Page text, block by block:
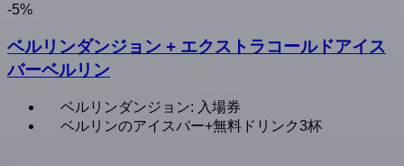
-5%
ベルリンダンジョン + エクストラコールドアイス
バーベルリン
ベルリンダンジョン: 入場券
ベルリンのアイスバー+無料ドリンク3杯